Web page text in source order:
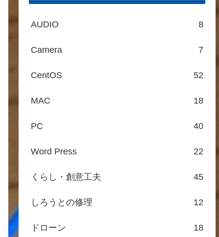
AUDIO 8
Camera 7
CentOS 52
MAC 18
PC 40
Word Press 22
くらし・創意工夫 45
しろうとの修理 12
ドローン 18